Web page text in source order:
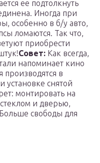
ее подтолкнуть
Иногда при
особенно в б/у авто,
ломаются. Так что,
приобрести
Совет: Как всегда,
напоминает кино
производятся в
установке снятой
монтировать на
стеклом и дверью,
свободы для